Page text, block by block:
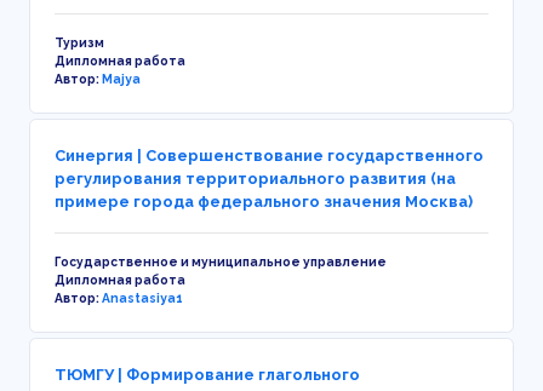
Туризм
Дипломная работа
Автор:Majya
Синергия | Совершенствование государственного
регулирования территориального развития (на
примере города федерального значения Москва)
Государственное и муниципальное управление
Дипломная работа
Автор:Anastasiya1
ТЮМГУ | Формирование глагольного